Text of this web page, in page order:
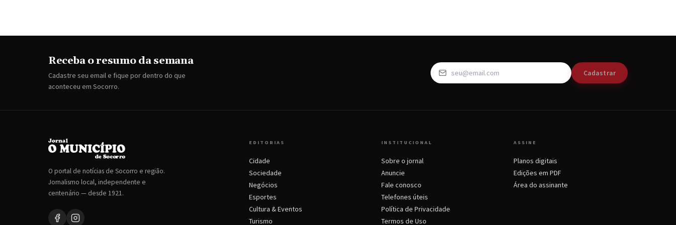
Receba o resumo da semana
Cadastre seu email e fique por dentro do que
aconteceu em Socorro.
Cadastrar
O portal de notícias de Socorro e região.
Jornalismo local, independente e
centenário — desde 1921.
EDITORIAS
Cidade
Sociedade
Negócios
Esportes
Cultura & Eventos
Turismo
INSTITUCIONAL
Sobre o jornal
Anuncie
Fale conosco
Telefones úteis
Política de Privacidade
Termos de Uso
ASSINE
Planos digitais
Edições em PDF
Área do assinante